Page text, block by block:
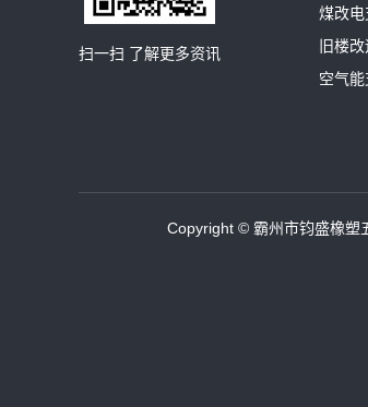
扫一扫 了解更多资讯
煤改电
旧楼
空气能
Copyright © 霸州市钧盛橡塑